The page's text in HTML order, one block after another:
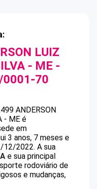
LUIZ
- ME -
70
ANDERSON
- ME é
em
3 anos, 7 meses e
12/2022. A sua
e sua principal
rodoviário de
e mudanças,